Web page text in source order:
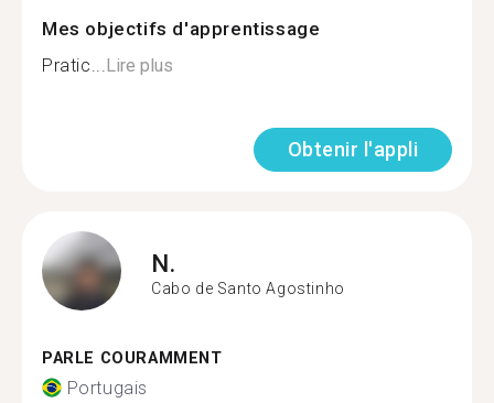
Mes objectifs d'apprentissage
Pratic...Lire plus
Obtenir l'appli
N.
Cabo de Santo Agostinho
PARLE COURAMMENT
Portugais